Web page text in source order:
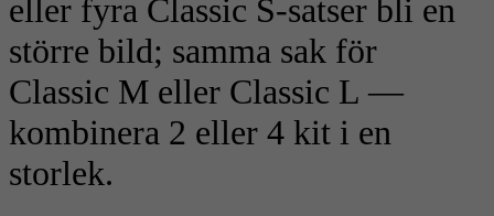
eller fyra Classic S-satser bli en
större bild; samma sak för
Classic M eller Classic L —
kombinera 2 eller 4 kit i en
storlek.